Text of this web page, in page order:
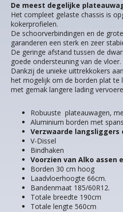
De meest degelijke
Het compleet gelaste chassis is
kokerprofielen.
De schoorverbindingen en de
garanderen een sterk en zeer
De geringe afstand tussen de
goede ondersteuning van de vloer.
Dankzij de unieke uittrekkokers
het mogelijk om de borden plat te
met gemak langere lading
Robuuste plateauwagen,
Aluminium borden met
Verzwaarde langsliggers
V-Dissel
Bindhaken
Voorzien van Alko assen
Borden 30 cm hoog
Laadvloerhoogte 66cm.
Bandenmaat 185/60R12.
Totale breedte 190cm
Totale lengte 560cm